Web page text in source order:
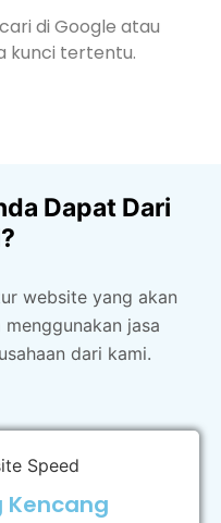
di Google atau
kunci tertentu.
Dapat Dari
website yang akan
jasa
dari kami.
Kencang